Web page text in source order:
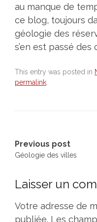
au manque de
ce blog, toujours
géologie des
s’en est passé
This entry was posted in
permalink
Post
Previous post
Géologie des villes
Laisser un
Votre adresse de
publiée. Les